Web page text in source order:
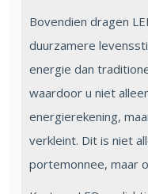
Bovendien dragen
duurzamere
energie dan
waardoor u niet
energierekening,
verkleint. Dit is niet
portemonnee, maar